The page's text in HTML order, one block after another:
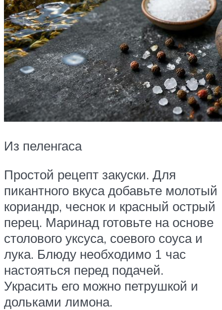
Из пеленгаса
Простой рецепт закуски. Для
пикантного вкуса добавьте молотый
кориандр, чеснок и красный острый
перец. Маринад готовьте на основе
столового уксуса, соевого соуса и
лука. Блюду необходимо 1 час
настояться перед подачей.
Украсить его можно петрушкой и
дольками лимона.